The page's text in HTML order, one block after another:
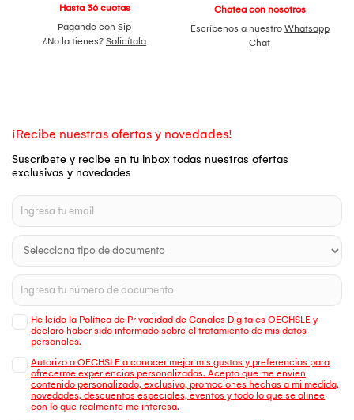
Hasta 36 cuotas
Pagando con Sip
¿No la tienes? Solicítala
Chatea con nosotros
Escríbenos a nuestro Whatsapp
Chat
¡Recibe nuestras ofertas y novedades!
Suscríbete y recibe en tu inbox todas nuestras ofertas
exclusivas y novedades
He leído la Política de Privacidad de Canales Digitales OECHSLE y
declaro haber sido informado sobre el tratamiento de mis datos
personales.
Autorizo a OECHSLE a conocer mejor mis gustos y preferencias para
ofrecerme experiencias personalizadas. Acepto que me envien
contenido personalizado, exclusivo, promociones hechas a mi medida,
novedades, descuentos especiales, eventos y todo lo que se alinee
con lo que realmente me interesa.